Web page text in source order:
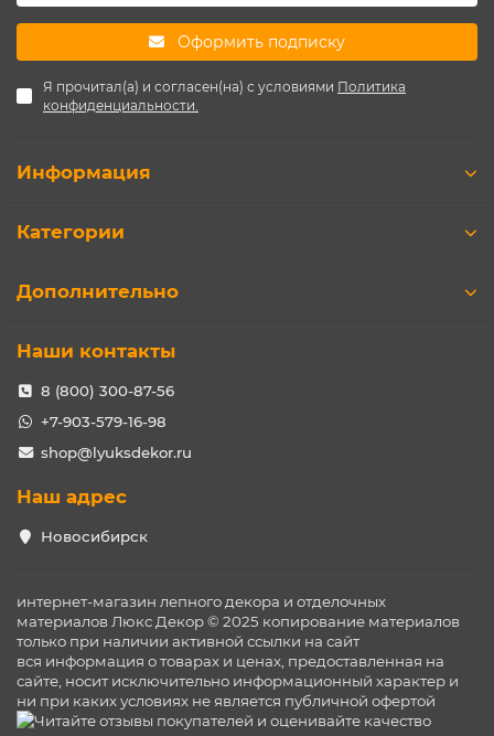
Оформить подписку
Я прочитал(а) и согласен(на) с условиями Политика
конфиденциальности.
Информация
Категории
Дополнительно
Наши контакты
8 (800) 300-87-56
+7-903-579-16-98
shop@lyuksdekor.ru
Наш адрес
Новосибирск
интернет-магазин лепного декора и отделочных
материалов Люкс Декор © 2025 копирование материалов
только при наличии активной ссылки на сайт
вся информация о товарах и ценах, предоставленная на
сайте, носит исключительно информационный характер и
ни при каких условиях не является публичной офертой